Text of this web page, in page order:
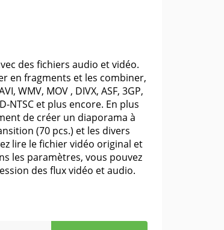
des fichiers audio et vidéo.
en fragments et les combiner,
WMV, MOV , DIVX, ASF, 3GP,
NTSC et plus encore. En plus
de créer un diaporama à
(70 pcs.) et les divers
lire le fichier vidéo original et
les paramètres, vous pouvez
des flux vidéo et audio.